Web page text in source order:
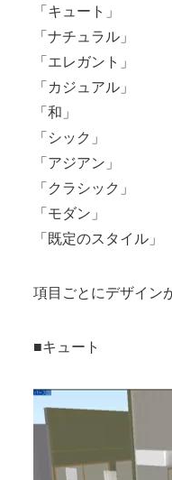
「キュート」
「ナチュラル」
「エレガント」
「カジュアル」
「和」
「シック」
「アジアン」
「クラシック」
「モダン」
「既定のスタイル」
項目ごとにデザイン
■キュート